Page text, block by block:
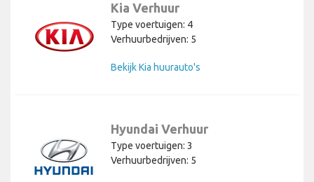
Kia Verhuur
Type voertuigen: 4
Verhuurbedrijven: 5
Bekijk Kia huurauto's
Hyundai Verhuur
Type voertuigen: 3
Verhuurbedrijven: 5